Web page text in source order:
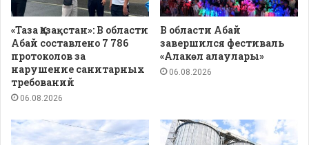
«Таза Қазақстан»: В области
Абай составлено 7 786
протоколов за
нарушение санитарных
требований
06.08.2026
В области Абай
завершился фестиваль
«Алакөл алаулары»
06.08.2026